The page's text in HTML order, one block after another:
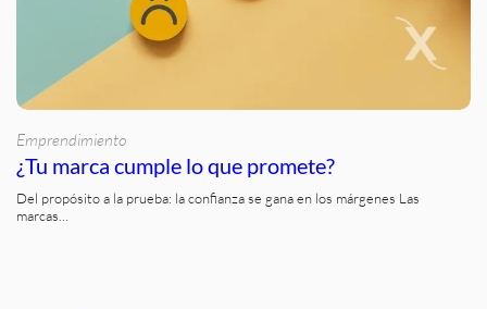
Emprendimiento
¿Tu marca cumple lo que promete?
Del propósito a la prueba: la confianza se gana en los márgenes Las
marcas…